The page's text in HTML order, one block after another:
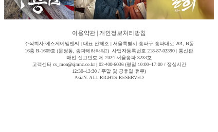
이용약관 개인정보처리방침
주식회사 에스제이엠엔씨 | 대표 안해조 | 서울특별시 송파구 송파대로 201, B동
16층 B-1609호 (문정동, 송파테라타워2) 사업자등록번호 218-87-02390 | 통신판
매업 신고번호 제-2024-서울송파-3233호
고객센터 cs_moa@sjmnc.co.kr | 02-400-6036 (평일 10:00~17:00 / 점심시간
12:30~13:30 / 주말 및 공휴일 휴무)
AsiaN. ALL RIGHTS RESERVED